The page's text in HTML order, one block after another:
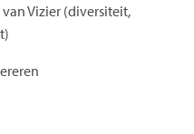
Vizier (diversiteit,